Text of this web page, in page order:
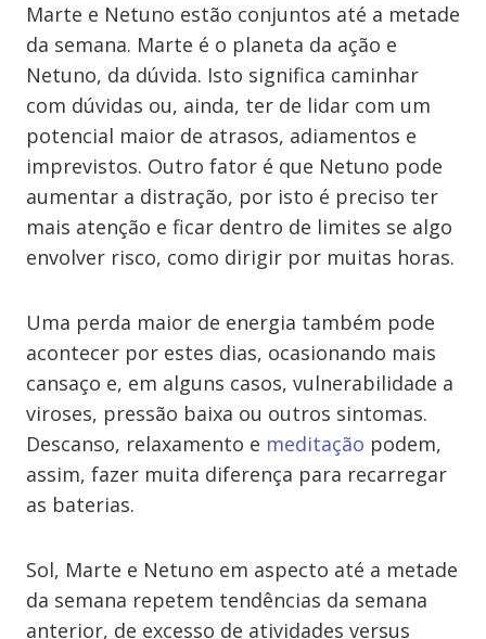
Marte e Netuno estão conjuntos até a metade
da semana. Marte é o planeta da ação e
Netuno, da dúvida. Isto significa caminhar
com dúvidas ou, ainda, ter de lidar com um
potencial maior de atrasos, adiamentos e
imprevistos. Outro fator é que Netuno pode
aumentar a distração, por isto é preciso ter
mais atenção e ficar dentro de limites se algo
envolver risco, como dirigir por muitas horas.
Uma perda maior de energia também pode
acontecer por estes dias, ocasionando mais
cansaço e, em alguns casos, vulnerabilidade a
viroses, pressão baixa ou outros sintomas.
Descanso, relaxamento e meditação podem,
assim, fazer muita diferença para recarregar
as baterias.
Sol, Marte e Netuno em aspecto até a metade
da semana repetem tendências da semana
anterior, de excesso de atividades versus